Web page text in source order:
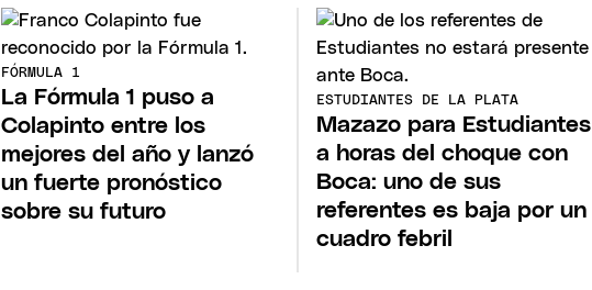
FÓRMULA 1
La Fórmula 1 puso a
Colapinto entre los
mejores del año y lanzó
un fuerte pronóstico
sobre su futuro
ESTUDIANTES DE LA PLATA
Mazazo para Estudiantes
a horas del choque con
Boca: uno de sus
referentes es baja por un
cuadro febril